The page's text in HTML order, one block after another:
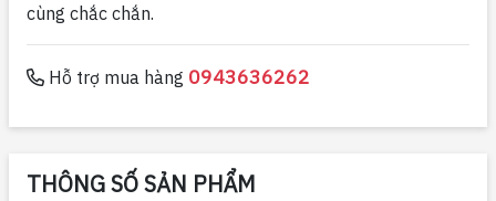
cùng chắc chắn.
Hỗ trợ mua hàng 0943636262
THÔNG SỐ SẢN PHẨM